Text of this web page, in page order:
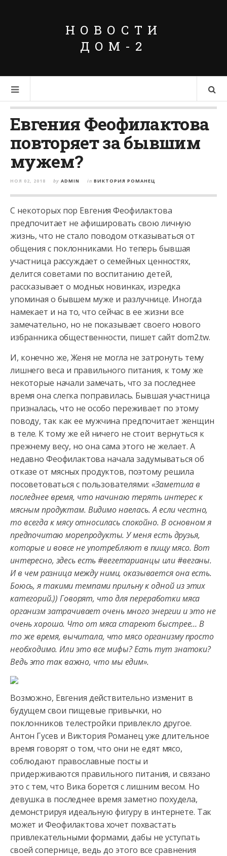
НОВОСТИ
ДОМ-2
Евгения Феофилактова
повторяет за бывшим
мужем?
НОЯ 02, 2018 by ADMIN in ВИКТОРИЯ РОМАНЕЦ
С некоторых пор Евгения Феофилактова
предпочитает не афишировать свою личную
жизнь, что не стало поводом отказываться от
общения с поклонниками. Но теперь бывшая
участница рассуждает о семейных ценностях,
делится советами по воспитанию детей,
рассказывает о модных новинках, изредка
упоминая о бывшем муже и разлучнице. Иногда
намекает и на то, что сейчас в ее жизни все
замечательно, но не показывает своего нового
избранника общественности, пишет сайт dom2.tw.
И, конечно же, Женя не могла не затронуть тему
лишнего веса и правильного питания, к тому же
некоторые начали замечать, что за последнее
время она слегка поправилась. Бывшая участница
призналась, что не особо переживает по этому
поводу, так как ее мужчина предпочитает женщин
в теле. К тому же ей ничего не стоит вернуться к
прежнему весу, но она сама этого не желает. А
недавно Феофилактова начала задумываться об
отказе от мясных продуктов, поэтому решила
посоветоваться с пользователями: «Заметила в
последнее время, что начинаю терять интерес к
мясным продуктам. Видимо наелась. А если честно,
то всегда к мясу относилась спокойно. В основном я
предпочитаю морепродукты. У меня есть друзья,
которые и вовсе не употребляют в пищу мясо. Вот
интересно, здесь есть #вегетарианцы или #веганы.
И в чем разница между ними, оказывается она есть.
Боюсь, я такими темпами прильну к одной из этих
категорий.)) Говорят, что для переработки мяса
организм затрачивает очень много энергии и это не
очень хорошо. Что от мяса стареют быстрее… В
то же время, вычитала, что мясо организму просто
необходимо. Или это все мифы? Есть тут знатоки?
Ведь это так важно, что мы едим».
Возможно, Евгения действительно изменит в
будущем свои пищевые привычки, но
поклонников телестройки привлекло другое.
Антон Гусев и Виктория Романец уже длительное
время говорят о том, что они не едят мясо,
соблюдают православные посты и
придерживаются правильного питания, и связано
это с тем, что Вика борется с лишним весом. Но
девушка в последнее время заметно похудела,
демонстрируя идеальную фигуру в интернете. Так
может и Феофилактова хочет похвастать
привлекательными формами, дабы не уступать
своей сопернице, ведь до этого все сравнения